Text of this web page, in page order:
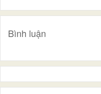
Bình luận